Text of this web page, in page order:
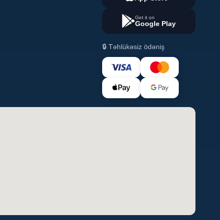
Get it on
Google Play
🔒 Təhlükəsiz ödəniş